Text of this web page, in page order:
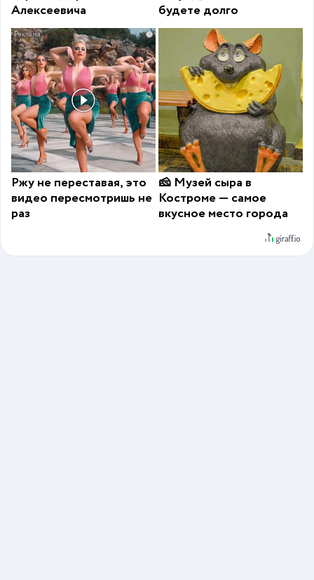
Алексеевича
будете долго
i
Ржу не переставая, это
видео пересмотришь не
раз
🧀 Музей сыра в
Костроме — самое
вкусное место города